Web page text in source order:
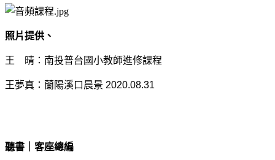
照片提供、
王 晴：南投普台國小教師進修課程
王夢真：蘭陽溪口晨景 2020.08.31
聽書｜客座總編